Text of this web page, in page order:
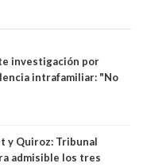
investigación por
intrafamiliar: "No
Supremo
y Quiroz: Tribunal
admisible los tres